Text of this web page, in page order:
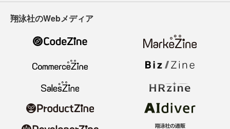
翔泳社のWebメディア